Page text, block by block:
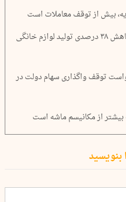
بیش از توقف معاملات است
دبیر انجمن لوازم خانگی اعلام کرد: کاهش ۳۸ درصدی تولید لوازم خانگی
توقف واگذاری سهام دولت در
از مکانیسم ماشه است
بنویسید